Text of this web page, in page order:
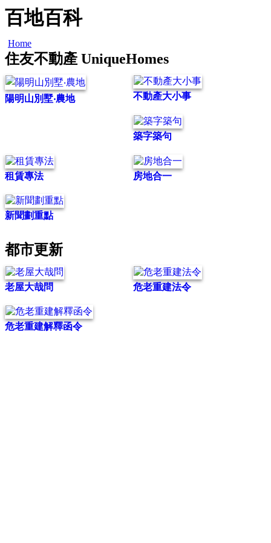
百地百科
Home
住友不動產 UniqueHomes
陽明山別墅‧農地 不動產大小事
築字築句
租賃專法 房地合一
新聞劃重點
都市更新
老屋大哉問 危老重建法令
危老重建解釋函令